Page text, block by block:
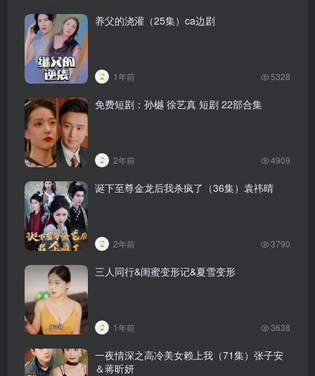
养父的浇灌（25集）ca边剧
1年前 5328
免费短剧：孙樾 徐艺真 短剧 22部合集
2年前 4909
诞下至尊金龙后我杀疯了（36集）袁祎晴
2年前 3790
三人同行&闺蜜变形记&夏雪变形
1年前 3638
一夜情深之高冷美女赖上我（71集）张子安
＆蒋昕妍